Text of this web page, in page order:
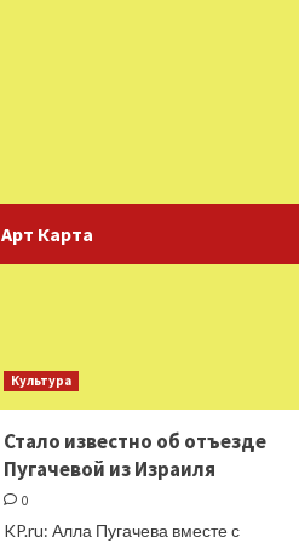
Арт Карта
Культура
Стало известно об отъезде
Пугачевой из Израиля
0
KP.ru: Алла Пугачева вместе с